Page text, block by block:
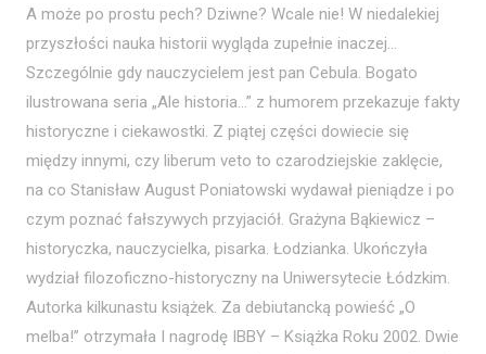
A może po prostu pech? Dziwne? Wcale nie! W niedalekiej
przyszłości nauka historii wygląda zupełnie inaczej…
Szczególnie gdy nauczycielem jest pan Cebula. Bogato
ilustrowana seria „Ale historia…” z humorem przekazuje fakty
historyczne i ciekawostki. Z piątej części dowiecie się
między innymi, czy liberum veto to czarodziejskie zaklęcie,
na co Stanisław August Poniatowski wydawał pieniądze i po
czym poznać fałszywych przyjaciół. Grażyna Bąkiewicz –
historyczka, nauczycielka, pisarka. Łodzianka. Ukończyła
wydział filozoficzno-historyczny na Uniwersytecie Łódzkim.
Autorka kilkunastu książek. Za debiutancką powieść „O
melba!” otrzymała I nagrodę IBBY – Książka Roku 2002. Dwie